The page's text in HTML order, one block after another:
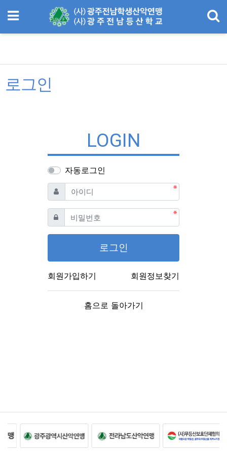
메뉴
로그인
LOGIN
자동로그인
아이디 필수
비밀번호필수
로그인
회원가입하기 회원정보찾기
홈으로 돌아가기